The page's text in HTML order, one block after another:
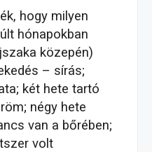
hogy milyen
hónapokban
közepén)
– sírás;
két hete tartó
négy hete
van a bőrében;
volt